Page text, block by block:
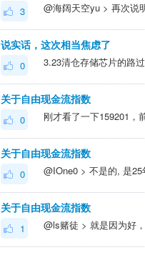
3
说实话，这次相当焦虑了
0 3.23清仓存储芯片的路过
关于自由现金流指数
0
关于自由现金流指数
0
关于自由现金流指数
1